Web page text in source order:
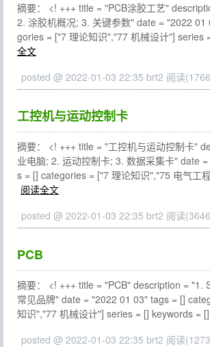
摘要： <! +++ title = "PCB涂胶工艺"
2. 涂胶机概况; 3. 关键参数" date = "2022 01
gories = ["7 理论知识","77 机械设计"] series
全文
posted @ 2022-01-03 22:35 brt2 阅读
工控机与运动控制卡
摘要： <! +++ title = "工控机与运动控制卡"
业电脑; 2. 运动控制卡; 3. 数据采集卡" date
s = [] categories = ["7 理论知识","75 电气工
阅读全文
posted @ 2022-01-03 22:35 brt2 阅读
PCB
摘要： <! +++ title = "PCB" description = "1.
常见品牌" date = "2022 01 03" tags = []
知识","77 机械设计"] series = [] keywords = []
posted @ 2022-01-03 22:35 brt2 阅读